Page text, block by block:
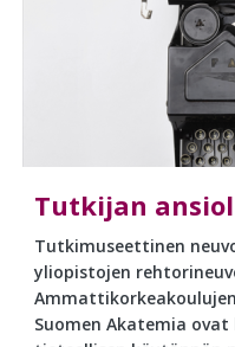
Tutkijan
Tutkimuseettinen
yliopistojen
Suomen Akatemia